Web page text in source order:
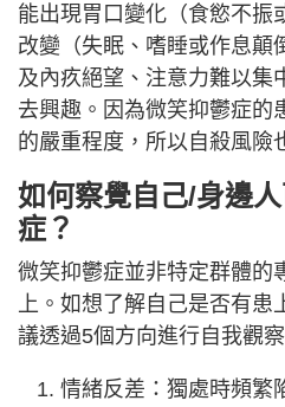
能出現胃口變化（食慾不振
改變（失眠、嗜睡或作息顛
及內疚絕望、注意力難以集
去興趣。因為微笑抑鬱症的
的嚴重程度，所以自殺風險
如何察覺自己/身邊
症？
微笑抑鬱症並非特定群體的
上。如想了解自己是否有
議透過5個方向進行自我觀察
情緒反差：獨處時頻繁